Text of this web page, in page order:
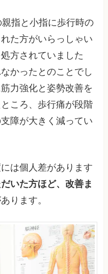
指と小指に歩行時の
た方がいらっしゃい
方されていました
かったとのことでし
力強化と姿勢改善を
ころ、歩行痛が段階
障が大きく減ってい
は個人差があります
いた方ほど、改善ま
ります。